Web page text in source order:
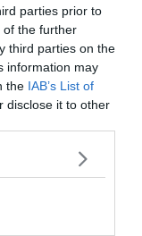
parties prior to
of the further
third parties on the
information may
the IAB’s List of
disclose it to other